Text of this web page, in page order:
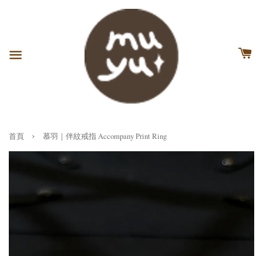
首頁 › 慕羽｜伴紋戒指 Accompany Print Ring